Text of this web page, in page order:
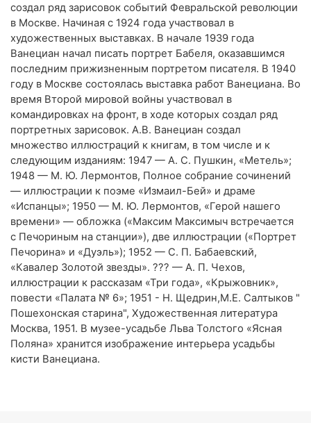
создал ряд зарисовок событий Февральской революции
в Москве. Начиная с 1924 года участвовал в
художественных выставках. В начале 1939 года
Ванециан начал писать портрет Бабеля, оказавшимся
последним прижизненным портретом писателя. В 1940
году в Москве состоялась выставка работ Ванециана. Во
время Второй мировой войны участвовал в
командировках на фронт, в ходе которых создал ряд
портретных зарисовок. А.В. Ванециан создал
множество иллюстраций к книгам, в том числе и к
следующим изданиям: 1947 — А. С. Пушкин, «Метель»;
1948 — М. Ю. Лермонтов, Полное собрание сочинений
— иллюстрации к поэме «Измаил-Бей» и драме
«Испанцы»; 1950 — М. Ю. Лермонтов, «Герой нашего
времени» — обложка («Максим Максимыч встречается
с Печориным на станции»), две иллюстрации («Портрет
Печорина» и «Дуэль»); 1952 — С. П. Бабаевский,
«Кавалер Золотой звезды». ??? — А. П. Чехов,
иллюстрации к рассказам «Три года», «Крыжовник»,
повести «Палата № 6»; 1951 - Н. Щедрин,М.Е. Салтыков "
Пошехонская старина", Художественная литература
Москва, 1951. В музее-усадьбе Льва Толстого «Ясная
Поляна» хранится изображение интерьера усадьбы
кисти Ванециана.